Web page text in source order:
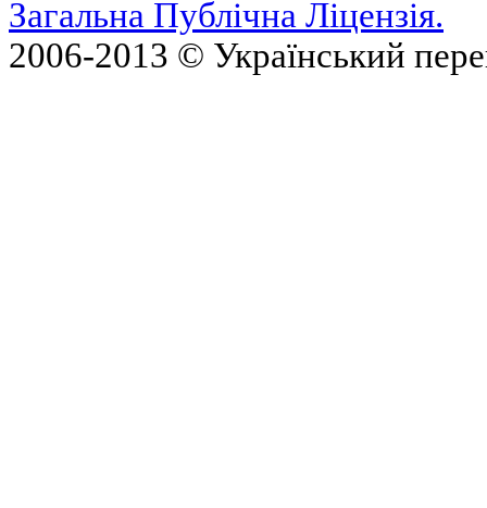
Загальна Публічна Ліцензія.
2006-2013 © Український